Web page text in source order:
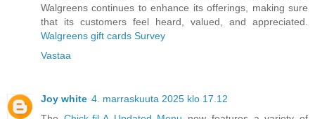
Walgreens continues to enhance its offerings, making sure
that its customers feel heard, valued, and appreciated.
Walgreens gift cards Survey
Vastaa
Joy white 4. marraskuuta 2025 klo 17.12